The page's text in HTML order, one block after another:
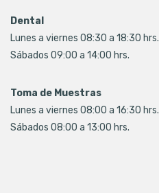
Dental
Lunes a viernes 08:30 a 18:30 hrs.
Sábados 09:00 a 14:00 hrs.
Toma de Muestras
Lunes a viernes 08:00 a 16:30 hrs.
Sábados 08:00 a 13:00 hrs.